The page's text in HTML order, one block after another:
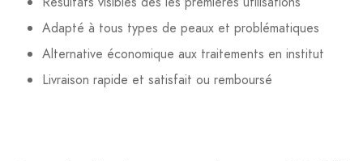
Adapté à tous types de peaux et problématiques
Alternative économique aux traitements en institut
Livraison rapide et satisfait ou remboursé